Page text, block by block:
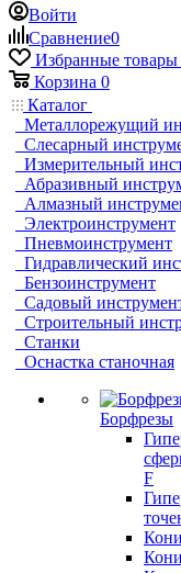
Войти
Сравнение0
Избранные товары
Корзина 0
Каталог
Металлорежущий
Слесарный
Измерительный
Абразивный
Алмазный
Электроинструмент
Пневмоинструмент
Гидравлический
Бензоинструмент
Садовый
Строительный
Станки
Оснастка станочная
Борфрезы
F